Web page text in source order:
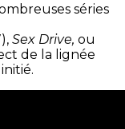
séries
Sex Drive, ou
de la lignée
initié.